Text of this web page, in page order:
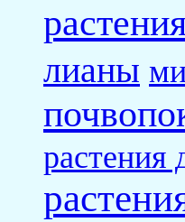
лианы
растения